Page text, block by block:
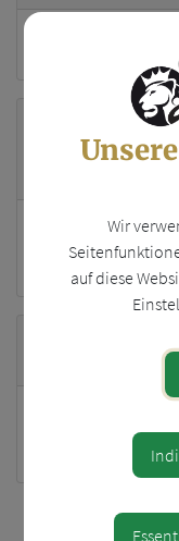
CNC-Fräser
Christian Loibl
Haidershofen
4441 Behamberg
Wir
auf diese